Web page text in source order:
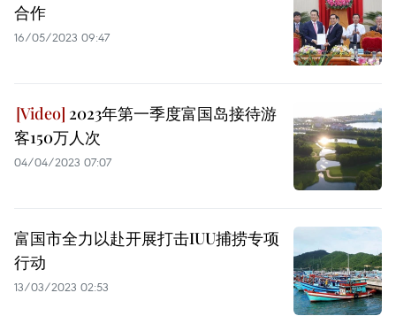
合作
16/05/2023 09:47
2023年第一季度富国岛接待游
客150万人次
04/04/2023 07:07
富国市全力以赴开展打击IUU捕捞专项
行动
13/03/2023 02:53